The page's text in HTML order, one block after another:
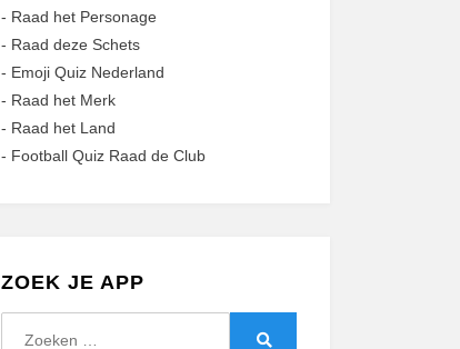
- Raad het Personage
- Raad deze Schets
- Emoji Quiz Nederland
- Raad het Merk
- Raad het Land
- Football Quiz Raad de Club
ZOEK JE APP